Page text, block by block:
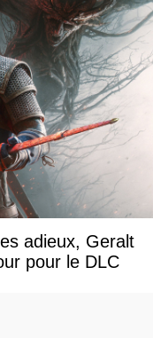
adieux, Geralt
pour le DLC